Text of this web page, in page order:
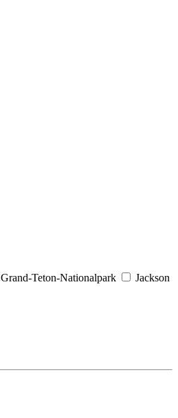
Grand-Teton-Nationalpark
Jackson